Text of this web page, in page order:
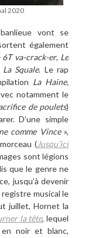
2020
vont se
également
6T va-crack-er, Le
La Squale. Le rap
La Haine,
notamment le
de poulets)
D’une simple
comme Vince»,
(Jusqu’ici
sont légions
que le genre ne
jusqu’à devenir
musical le
juillet, Hornet la
la tête, lequel
noir et blanc,